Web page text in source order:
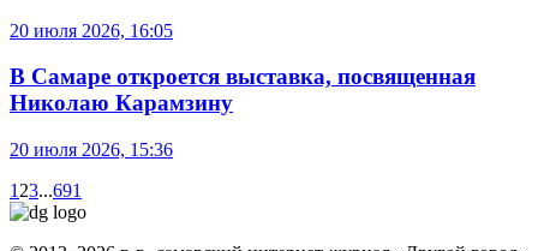
20 июля 2026, 16:05
В Самаре откроется выставка, посвященная
Николаю Карамзину
20 июля 2026, 15:36
1 23...691